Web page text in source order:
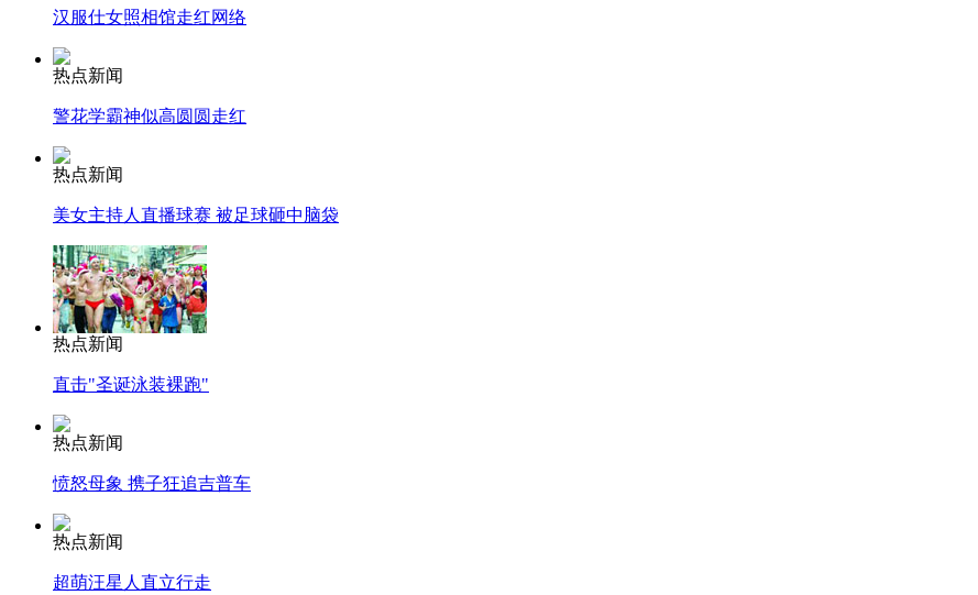
纽约上演“枕头大战”
司机酒驾遇交警 急速倒车逃窜
汉服仕女照相馆走红网络
热点新闻
警花学霸神似高圆圆走红
热点新闻
美女主持人直播球赛 被足球砸中脑袋
热点新闻
直击"圣诞泳装裸跑"
热点新闻
愤怒母象 携子狂追吉普车
热点新闻
超萌汪星人直立行走